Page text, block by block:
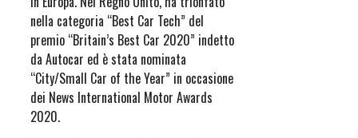
nella categoria “Best Car Tech” del
premio “Britain’s Best Car 2020” indetto
da Autocar ed è stata nominata
“City/Small Car of the Year” in occasione
dei News International Motor Awards
2020.